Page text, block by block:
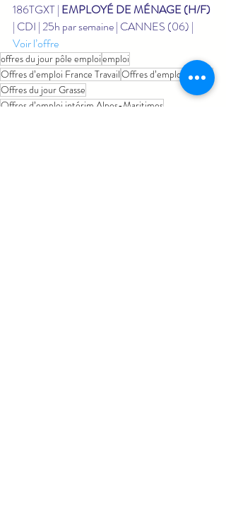
186TGXT | EMPLOYÉ DE MÉNAGE (H/F)
| CDI | 25h par semaine | CANNES (06) |
Voir l’offre
offres du jour pôle emploiemploi
Offres d’emploi France TravailOffres d’emploi Grasse
Offres du jour Grasse
Offres d’emploi intérim Alpes-Maritimes